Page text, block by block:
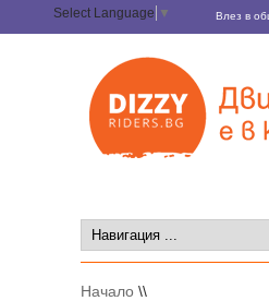
Select Language ▼ Влез в
Начало \\